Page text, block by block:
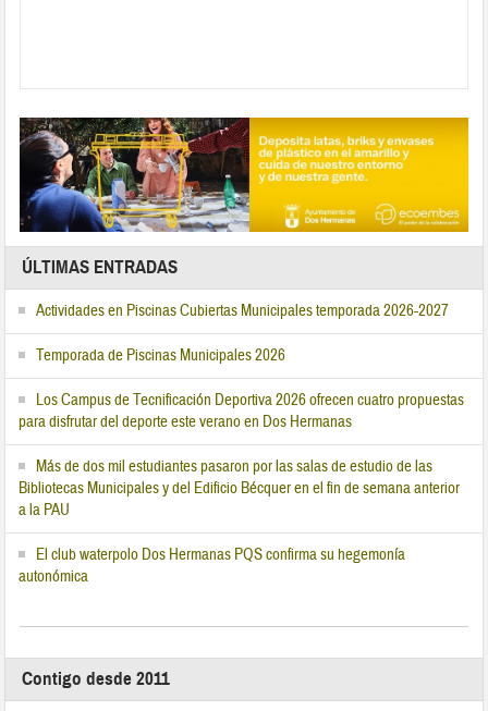
ÚLTIMAS ENTRADAS
Actividades en Piscinas Cubiertas Municipales temporada 2026-2027
Temporada de Piscinas Municipales 2026
Los Campus de Tecnificación Deportiva 2026 ofrecen cuatro propuestas
para disfrutar del deporte este verano en Dos Hermanas
Más de dos mil estudiantes pasaron por las salas de estudio de las
Bibliotecas Municipales y del Edificio Bécquer en el fin de semana anterior
a la PAU
El club waterpolo Dos Hermanas PQS confirma su hegemonía
autonómica
Contigo desde 2011